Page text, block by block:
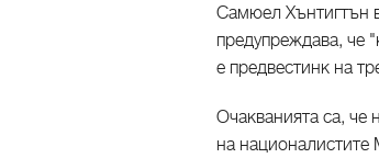
Самюел Хънтигтън
предупреждава, че
е предвестинк на
Очакванията са, че
на